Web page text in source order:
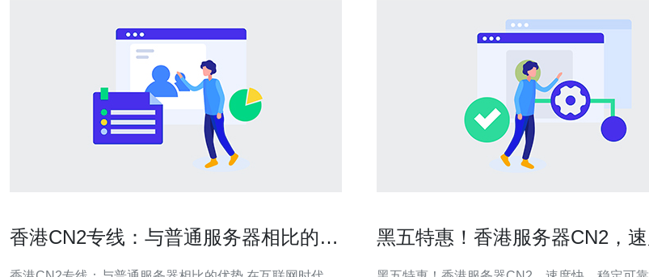
香港CN2专线：与普通服务器相比的优
黑五特惠！香港服务器CN2，